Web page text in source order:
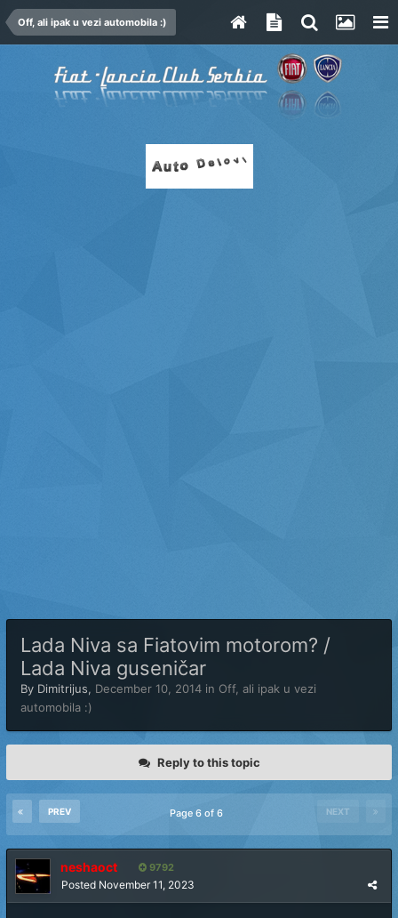
Off, ali ipak u vezi automobila :)
Lada Niva sa Fiatovim motorom? /
Lada Niva guseničar
By Dimitrijus, December 10, 2014 in Off, ali ipak u vezi
automobila :)
Reply to this topic
PREV NEXT
Page 6 of 6
neshaoct 9792
Posted November 11, 2023